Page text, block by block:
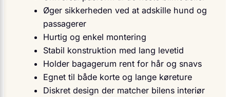
Øger sikkerheden ved at adskille hund og
passagerer
Hurtig og enkel montering
Stabil konstruktion med lang levetid
Holder bagagerum rent for hår og snavs
Egnet til både korte og lange køreture
Diskret design der matcher bilens interiør